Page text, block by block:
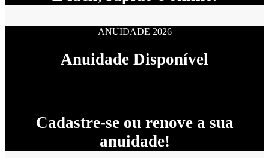
ANUIDADE 2026
Anuidade Disponível
Cadastre-se ou renove a sua
anuidade!